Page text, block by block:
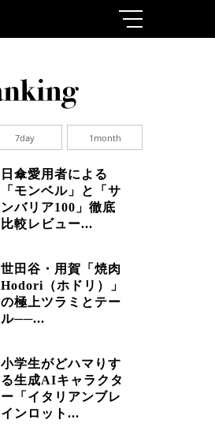
7day 1month
日傘愛用者による
「モンベル」と「サ
ンバリア100」徹底
比較レビュー...
世田谷・用賀「焼肉
Hodori（ホドリ）」
の極上ツラミとテー
ル──...
小学生がどハマりす
る生成AIキャラクタ
ー「イタリアンブレ
インロット...